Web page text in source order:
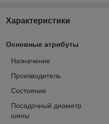
Характеристики
Основные атрибуты
Назначение
Производитель
Состояние
Посадочный диаметр
шины